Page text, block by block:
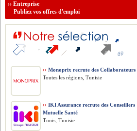
››Entreprise
Publiez vos offres d'emploi
›› Monoprix recrute des Collaborateurs
Toutes les régions, Tunisie
›› IKI Assurance recrute des Conseillers
Mutuelle Santé
Tunis, Tunisie